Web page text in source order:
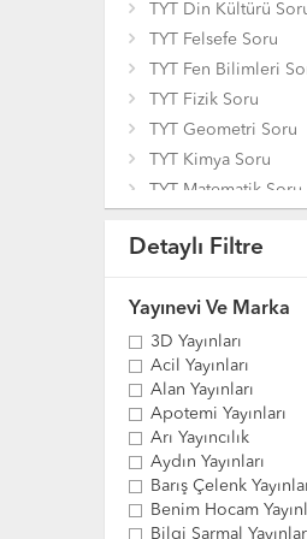
TYT Din Kültürü
TYT Felsefe Soru
TYT Fen Bilimleri
TYT Fizik Soru
TYT Geometri Soru
TYT Kimya Soru
TYT Matematik Soru
TYT Sosyal Bilimler
TYT Tüm Dersler
TYT Türkçe Soru
Detaylı Filtre
Yayınevi Ve Marka
3D Yayınları
Acil Yayınları
Alan Yayınları
Apotemi Yayınları
Arı Yayıncılık
Aydın Yayınları
Barış Çelenk
Benim Hocam
Bilgi Sarmal